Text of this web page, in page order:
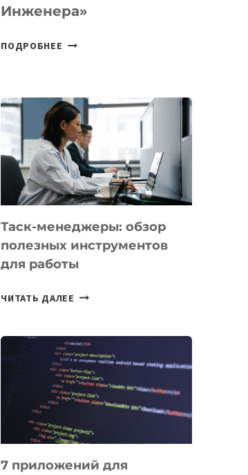
Инженера»
ПОДРОБНЕЕ ДЖЕФФ
PROMETHEUS
ДЛЯ
СОЗДАНИЯ
«ИСКУССТВЕННОГО
ИНЖЕНЕРА»
Таск-менеджеры: обзор
полезных инструментов
для работы
ЧИТАТЬ ДАЛЕЕ ТАСК-
ПОЛЕЗНЫХ
ИНСТРУМЕНТОВ
ДЛЯ
РАБОТЫ
7 приложений для